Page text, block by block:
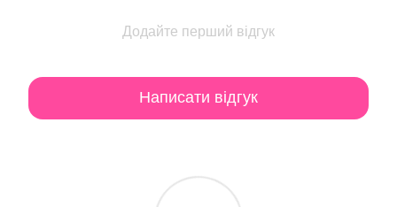
Додайте перший відгук
Написати відгук